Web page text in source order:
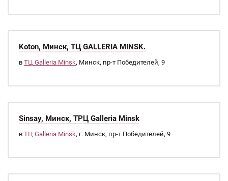
Koton, Минск, ТЦ GALLERIA MINSK.
в ТЦ Galleria Minsk, Минск, пр-т Победителей, 9
Sinsay, Минск, ТРЦ Galleria Minsk
в ТЦ Galleria Minsk, г. Минск, пр-т Победителей, 9